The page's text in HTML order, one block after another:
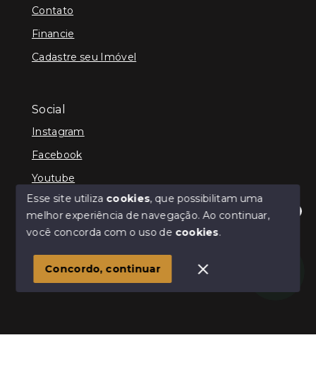
Olá! Estamos disponíveis para te ajudar.
Contato
Financie
Cadastre seu Imóvel
Social
Instagram
Facebook
Youtube
© Copyright 2026 - Schultz Imóveis - Todos os direitos
SITE PARA IMOBILIARIA
Esse site utiliza cookies, que possibilitam uma
melhor experiência de navegação.Ao continuar,
você concorda com o uso de cookies.
Concordo, continuar